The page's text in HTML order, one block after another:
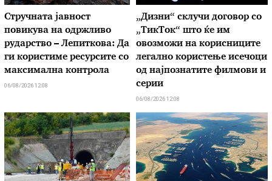
Стручната јавност
повикува на одржливо
рударство – Лепиткова: Да
ги користиме ресурсите со
максимална контрола
06/08/2026 12:08
„Дизни“ склучи договор со
„ТикТок“ што ќе им
овозможи на корисниците
легално користење исечоци
од најпознатите филмови и
серии
06/08/2026 12:08